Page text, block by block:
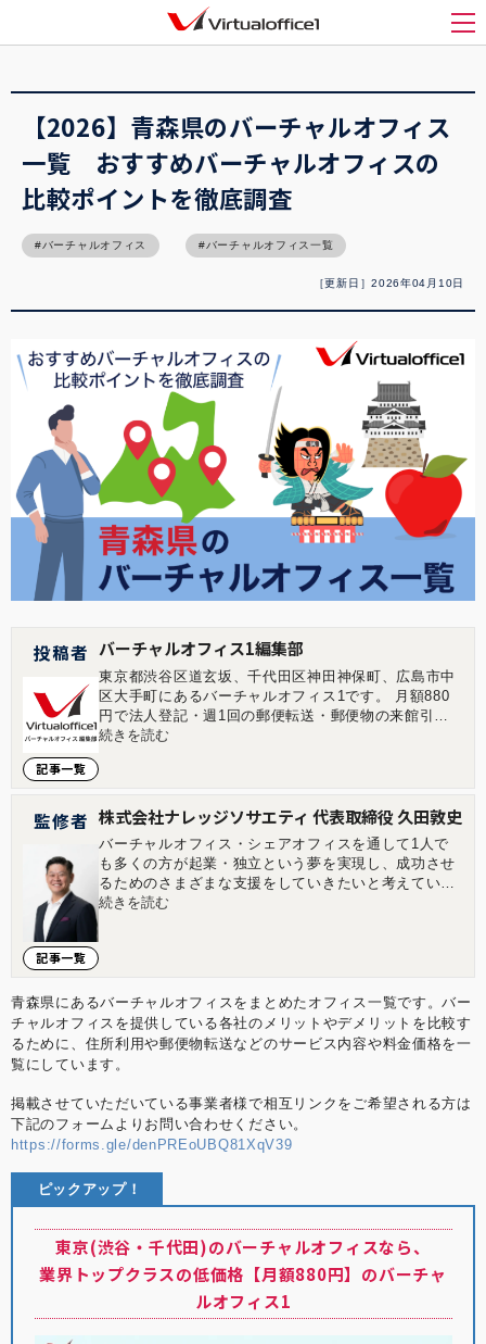
メ
バーチャルオフィス1(Virtualoffice1)
【2026】青森県のバ
ーチャルオフィス一覧 おすすめバーチャルオフィスの比較ポイントを徹底調査
【2026】青森県のバーチャルオフィス
一覧 おすすめバーチャルオフィスの
比較ポイントを徹底調査
バーチャルオフィス バーチャルオフィス一覧
［更新日］2026年04月10日
投稿者
記事一覧
バーチャルオフィス1編集部
東京都渋谷区道玄坂、千代田区神田神保町、広島市中
区大手町にあるバーチャルオフィス1です。 月額880
円で法人登記・週1回の郵便転送・郵便物の来館引取
ができる起業家やフリーランスのためのバーチャルオ
ビル8B バーチャルオフィス1神保町店 東京都千代田
広島店 広島県広島市中区大手町1-1-20 相生橋ビル7階
A号室 https://virtualoffice1.jp/
続きを読む
監修者
記事一覧
株式会社ナレッジソサエティ 代表取締役 久田敦史
バーチャルオフィス・シェアオフィスを通して1人で
も多くの方が起業・独立という夢を実現し、成功させ
るためのさまざまな支援をしていきたいと考えていま
す。企業を経営していくことはつらい面もあります
成。社内制度では週休4日制の正社員制度を導入する
などの常識にとらわれない経営を目指しています。
【学歴】 筑波大学中退 ゴールデンゲート大学大学院
卒業(Master of Accountancy) 【メディア掲載・セミ
限に提供するシェアオフィス 嫌われるNG行動はこ
れ！覚えておきたいシェアオフィスやコワーキングス
ペースのマナー “バーチャルオフィス” “シェアオフィ
ス” “レンタルオフィス”どれを選んだらいいの？ 〜ナ
レッジソサエティ久田社長に聞いてみた 複業人事戦略
会議 #2 ～週休4日制正社員！？多様な働き方が生む効
(東京都中小企業診断士協会青年部主催) 起業を目指す
若者へ「週休４日制」の提案 社内勉強会レポート ス
トリートアカデミー 久田敦史 Yahoo知恵袋 法人カー
ド調査部 バーチャルオフィス1
続きを読む
青森県にあるバーチャルオフィスをまとめたオフィス一覧です。バー
チャルオフィスを提供している各社のメリットやデメリットを比較す
るために、住所利用や郵便物転送などのサービス内容や料金価格を一
覧にしています。
掲載させていただいている事業者様で相互リンクをご希望される方は
下記のフォームよりお問い合わせください。
https://forms.gle/denPREoUBQ81XqV39
ピックアップ！
東京(渋谷・千代田)のバーチャルオフィスなら、
業界トップクラスの低価格【月額880円】のバーチャ
ルオフィス1